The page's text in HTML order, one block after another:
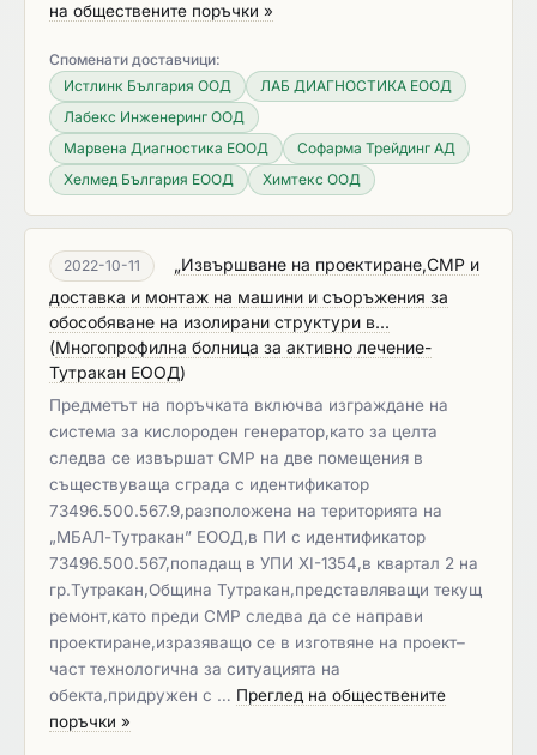
на обществените поръчки »
Споменати доставчици:
Истлинк България ООД
ЛАБ ДИАГНОСТИКА ЕООД
Лабекс Инженеринг ООД
Марвена Диагностика ЕООД
Софарма Трейдинг АД
Хелмед България ЕООД
Химтекс ООД
2022-10-11
„Извършване на проектиране,СМР и
доставка и монтаж на машини и съоръжения за
обособяване на изолирани структури в...
(Многопрофилна болница за активно лечение-
Тутракан ЕООД)
Предметът на поръчката включва изграждане на
система за кислороден генератор,като за целта
следва се извършат СМР на две помещения в
съществуваща сграда с идентификатор
73496.500.567.9,разположена на територията на
„МБАЛ-Тутракан” ЕООД,в ПИ с идентификатор
73496.500.567,попадащ в УПИ ХІ-1354,в квартал 2 на
гр.Тутракан,Община Тутракан,представляващи текущ
ремонт,като преди СМР следва да се направи
проектиране,изразяващо се в изготвяне на проект–
част технологична за ситуацията на
обекта,придружен с … Преглед на обществените
поръчки »